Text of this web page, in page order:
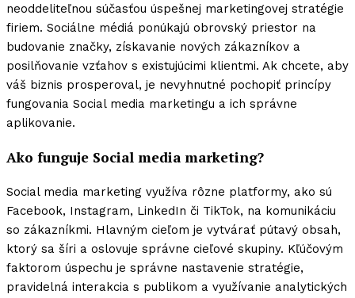
neoddeliteľnou súčasťou úspešnej marketingovej stratégie
firiem. Sociálne médiá ponúkajú obrovský priestor na
budovanie značky, získavanie nových zákazníkov a
posilňovanie vzťahov s existujúcimi klientmi. Ak chcete, aby
váš biznis prosperoval, je nevyhnutné pochopiť princípy
fungovania Social media marketingu a ich správne
aplikovanie.
Ako funguje Social media marketing?
Social media marketing využíva rôzne platformy, ako sú
Facebook, Instagram, LinkedIn či TikTok, na komunikáciu
so zákazníkmi. Hlavným cieľom je vytvárať pútavý obsah,
ktorý sa šíri a oslovuje správne cieľové skupiny. Kľúčovým
faktorom úspechu je správne nastavenie stratégie,
pravidelná interakcia s publikom a využívanie analytických